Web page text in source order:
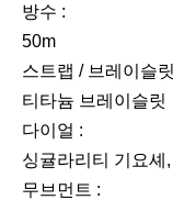
방수 :
50m
스트랩 / 브레이슬
티타늄 브레이슬릿
다이얼 :
싱귤라리티 기요셰
무브먼트 :